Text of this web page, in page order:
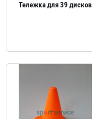
Тележка для 39 дисков